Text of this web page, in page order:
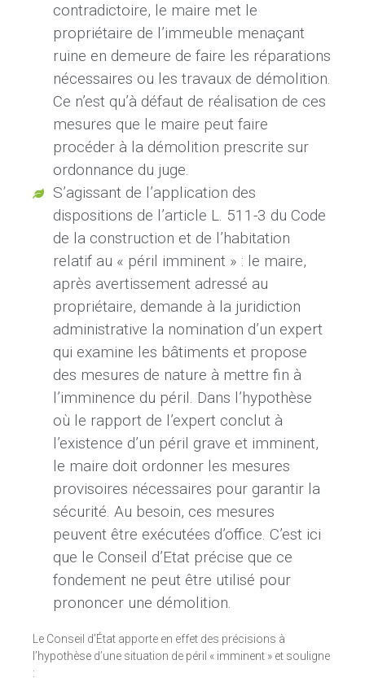
contradictoire, le maire met le
propriétaire de l’immeuble menaçant
ruine en demeure de faire les réparations
nécessaires ou les travaux de démolition.
Ce n’est qu’à défaut de réalisation de ces
mesures que le maire peut faire
procéder à la démolition prescrite sur
ordonnance du juge.
S’agissant de l’application des
dispositions de l’article L. 511-3 du Code
de la construction et de l’habitation
relatif au « péril imminent » : le maire,
après avertissement adressé au
propriétaire, demande à la juridiction
administrative la nomination d’un expert
qui examine les bâtiments et propose
des mesures de nature à mettre fin à
l’imminence du péril. Dans l’hypothèse
où le rapport de l’expert conclut à
l’existence d’un péril grave et imminent,
le maire doit ordonner les mesures
provisoires nécessaires pour garantir la
sécurité. Au besoin, ces mesures
peuvent être exécutées d’office. C’est ici
que le Conseil d’Etat précise que ce
fondement ne peut être utilisé pour
prononcer une démolition.
Le Conseil d’État apporte en effet des précisions à
l’hypothèse d’une situation de péril « imminent » et souligne
: